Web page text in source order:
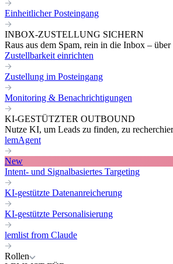
Einheitlicher Posteingang
INBOX-ZUSTELLUNG SICHERN
Raus aus dem Spam, rein in die Inbox –
Zustellbarkeit einrichten
Zustellung im Posteingang
Monitoring & Benachrichtigungen
KI-GESTÜTZTER OUTBOUND
Nutze KI, um Leads zu finden, zu
lemAgent
New
Intent- und Signalbasiertes Targeting
KI-gestützte Datenanreicherung
KI-gestützte Personalisierung
lemlist from Claude
Rollen